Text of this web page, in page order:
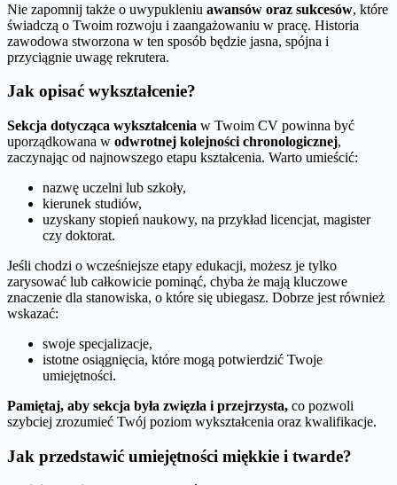
Nie zapomnij także o uwypukleniu awansów oraz sukcesów, które
świadczą o Twoim rozwoju i zaangażowaniu w pracę. Historia
zawodowa stworzona w ten sposób będzie jasna, spójna i
przyciągnie uwagę rekrutera.
Jak opisać wykształcenie?
Sekcja dotycząca wykształcenia w Twoim CV powinna być
uporządkowana w odwrotnej kolejności chronologicznej,
zaczynając od najnowszego etapu kształcenia. Warto umieścić:
nazwę uczelni lub szkoły,
kierunek studiów,
uzyskany stopień naukowy, na przykład licencjat, magister
czy doktorat.
Jeśli chodzi o wcześniejsze etapy edukacji, możesz je tylko
zarysować lub całkowicie pominąć, chyba że mają kluczowe
znaczenie dla stanowiska, o które się ubiegasz. Dobrze jest również
wskazać:
swoje specjalizacje,
istotne osiągnięcia, które mogą potwierdzić Twoje
umiejętności.
Pamiętaj, aby sekcja była zwięzła i przejrzysta, co pozwoli
szybciej zrozumieć Twój poziom wykształcenia oraz kwalifikacje.
Jak przedstawić umiejętności miękkie i twarde?